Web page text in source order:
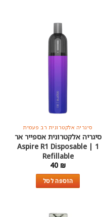
יש
מספר
ניתן
לבחור
בעמוד
המוצר
סיגריה אלקטרונית רב פעמית
סיגריה אלקטרונית אספייר אר
1 | Aspire R1 Disposable
Refillable
40 ₪
הוספה לסל